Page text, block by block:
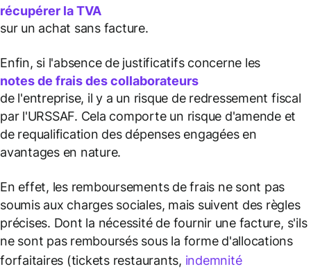
récupérer la TVA
sur un achat sans facture.
Enfin, si l'absence de justificatifs concerne les
notes de frais des collaborateurs
de l'entreprise, il y a un risque de redressement fiscal
par l'URSSAF. Cela comporte un risque d'amende et
de requalification des dépenses engagées en
avantages en nature.
En effet, les remboursements de frais ne sont pas
soumis aux charges sociales, mais suivent des règles
précises. Dont la nécessité de fournir une facture, s'ils
ne sont pas remboursés sous la forme d'allocations
forfaitaires (tickets restaurants, indemnité